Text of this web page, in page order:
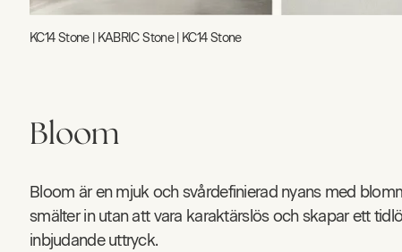
KC14 Stone | KABRIC Stone | KC14 Stone
Bloom
Bloom är en mjuk och svårdefinierad nyans med
smälter in utan att vara karaktärslös och skapar ett
inbjudande uttryck.